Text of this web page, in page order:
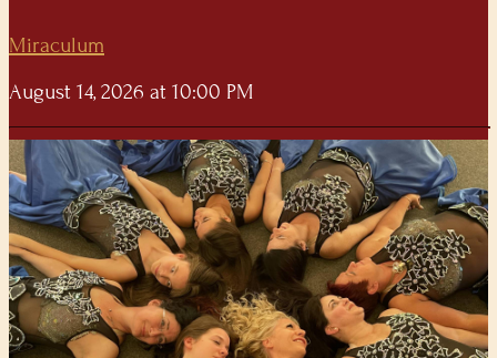
Miraculum
August 14, 2026 at 10:00 PM